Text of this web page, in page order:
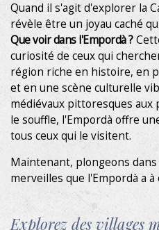
Quand il s'agit d'explorer la
révèle être un joyau caché
Que voir dans l'Empordà ?
curiosité de ceux qui
région riche en histoire, en
et en une scène culturelle
médiévaux pittoresques aux
le souffle, l'Empordà offre
tous ceux qui le visitent.
Maintenant, plongeons
merveilles que l'Empordà a à
Explorez des villages